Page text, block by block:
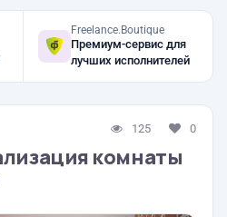
Freelance.Boutique
Премиум-сервис для
лучших исполнителей
125 0
комнаты